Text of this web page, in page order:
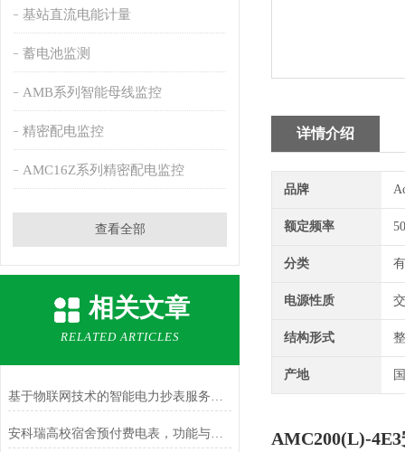
基站直流电能计量
蓄电池监测
AMB系列智能母线监控
精密配电监控
AMC16Z系列精密配电监控
查看全部
相关文章
RELATED ARTICLES
基于物联网技术的智能电力抄表服务平台
安科瑞高校宿舍预付费电表，功能与优势解析
详情介绍
品牌
额定频率
分类
电源性质
结构形式
产地
AMC200(L)-4E3